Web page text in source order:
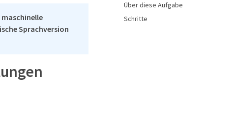
Sprachversion
Über diese Aufgabe
Schritte